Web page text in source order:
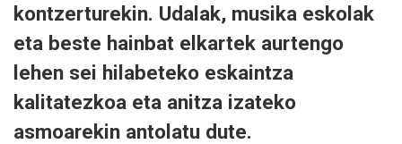
kontzerturekin. Udalak, musika eskolak
eta beste hainbat elkartek aurtengo
lehen sei hilabeteko eskaintza
kalitatezkoa eta anitza izateko
asmoarekin antolatu dute.